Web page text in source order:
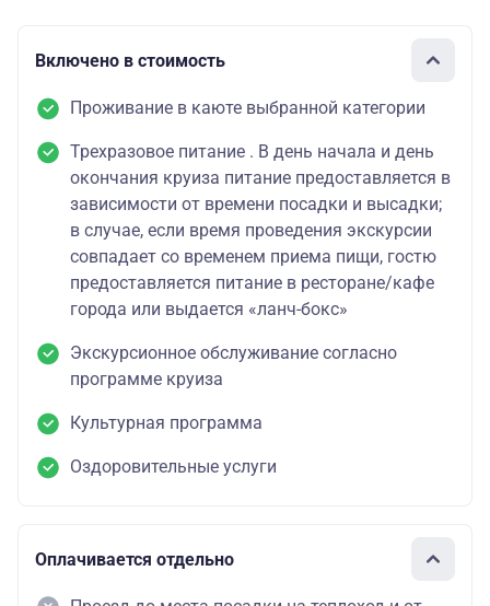
Включено в стоимость
Проживание в каюте выбранной категории
Трехразовое питание . В день начала и день
окончания круиза питание предоставляется в
зависимости от времени посадки и высадки;
в случае, если время проведения экскурсии
совпадает со временем приема пищи, гостю
предоставляется питание в ресторане/кафе
города или выдается «ланч-бокс»
Экскурсионное обслуживание согласно
программе круиза
Культурная программа
Оздоровительные услуги
Оплачивается отдельно